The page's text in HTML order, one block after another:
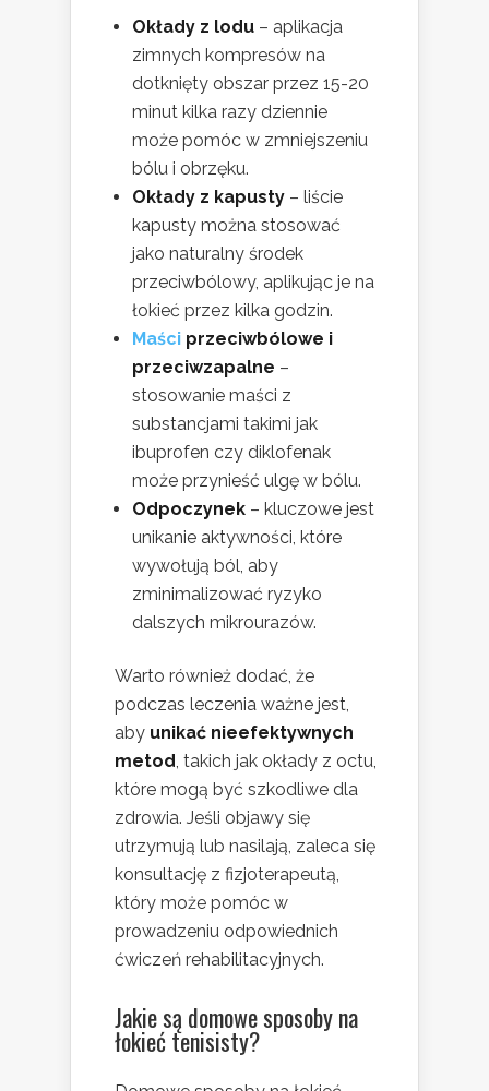
Okłady z lodu – aplikacja
zimnych kompresów na
dotknięty obszar przez 15-20
minut kilka razy dziennie
może pomóc w zmniejszeniu
bólu i obrzęku.
Okłady z kapusty – liście
kapusty można stosować
jako naturalny środek
przeciwbólowy, aplikując je na
łokieć przez kilka godzin.
Maści przeciwbólowe i
przeciwzapalne –
stosowanie maści z
substancjami takimi jak
ibuprofen czy diklofenak
może przynieść ulgę w bólu.
Odpoczynek – kluczowe jest
unikanie aktywności, które
wywołują ból, aby
zminimalizować ryzyko
dalszych mikrourazów.
Warto również dodać, że
podczas leczenia ważne jest,
aby unikać nieefektywnych
metod, takich jak okłady z octu,
które mogą być szkodliwe dla
zdrowia. Jeśli objawy się
utrzymują lub nasilają, zaleca się
konsultację z fizjoterapeutą,
który może pomóc w
prowadzeniu odpowiednich
ćwiczeń rehabilitacyjnych.
Jakie są domowe sposoby na
łokieć tenisisty?